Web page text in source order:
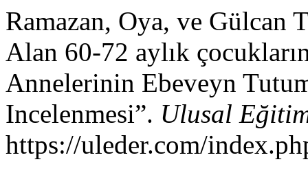
Ramazan, Oya, ve Gülcan
Alan 60-72 aylık
Annelerinin Ebeveyn
Incelenmesi”. Ulusal
https://uleder.com/